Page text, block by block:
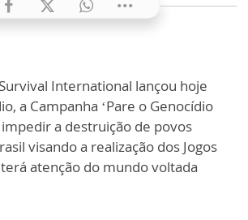
International lançou hoje
a Campanha ‘Pare o Genocídio
impedir a destruição de povos
visando a realização dos Jogos
atenção do mundo voltada